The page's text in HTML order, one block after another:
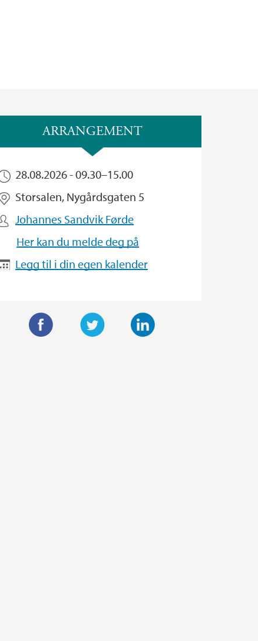
ARRANGEMENT
28.08.2026 -09.30–15.00
Storsalen, Nygårdsgaten 5
Johannes Sandvik Førde
Her kan du melde deg på
Legg til i din egen kalender